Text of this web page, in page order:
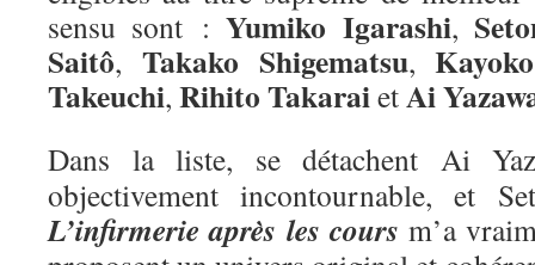
sensu sont :Yumiko Igarashi,
Saitô, Takako Shigematsu,Kayoko
Takeuchi, Rihito TakaraietAi
Dans la liste, se détachent Ai
objectivement incontournable, et
L’infirmerie après les cours m’a